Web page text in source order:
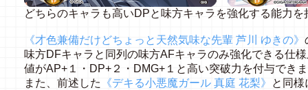
どちらのキャラも高いDPと味方キャラを強化する能力
《才色兼備だけどちょっと天然気味な先輩 芦川 ゆきの》
味方DFキャラと同列の味方AFキャラのみ強化できる仕
値がAP+１・DP+２・DMG+１と高い突破力を付与でき
また、前述した
《デキる小悪魔ガール 真庭 花梨》
と同